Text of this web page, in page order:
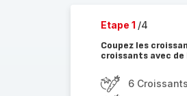
Etape 1 /4
Coupez les
croissants avec de
6 Croissants